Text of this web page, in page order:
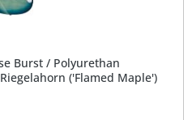
Burst / Polyurethan
('Flamed Maple')